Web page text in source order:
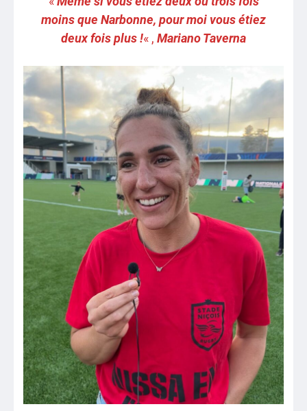
moins que Narbonne, pour moi vous étiez
deux fois plus !« , Mariano Taverna